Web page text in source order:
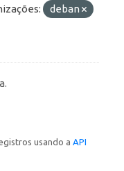
deban
usando a API